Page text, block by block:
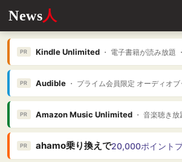
News人
PR Kindle Unlimited・ 電子書籍が読み放題
PR Audible・ プライム会員限定 オーディオブッ
PR Amazon Music Unlimited・ 音楽聴き放
PR ahamo乗り換えで20,000ポイント